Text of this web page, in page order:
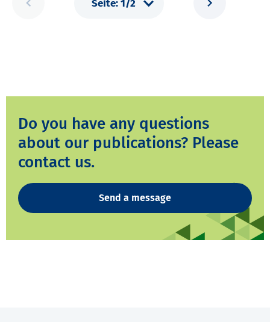
Do you have any questions
about our publications? Please
contact us.
Send a message